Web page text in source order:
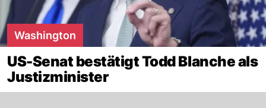
Washington
US-Senat bestätigt Todd Blanche als
Justizminister